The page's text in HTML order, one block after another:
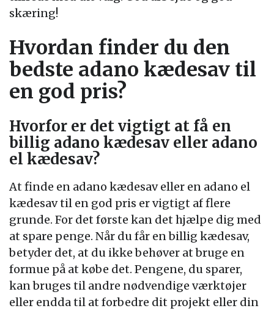
skæring!
Hvordan finder du den
bedste adano kædesav til
en god pris?
Hvorfor er det vigtigt at få en
billig adano kædesav eller adano
el kædesav?
At finde en adano kædesav eller en adano el
kædesav til en god pris er vigtigt af flere
grunde. For det første kan det hjælpe dig med
at spare penge. Når du får en billig kædesav,
betyder det, at du ikke behøver at bruge en
formue på at købe det. Pengene, du sparer,
kan bruges til andre nødvendige værktøjer
eller endda til at forbedre dit projekt eller din